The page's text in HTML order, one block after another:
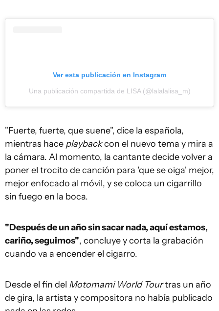
Ver esta publicación en Instagram
Una publicación compartida de LISA (@lalalalisa_m)
"Fuerte, fuerte, que suene", dice la española,
mientras hace playbackcon el nuevo tema y mira a
la cámara. Al momento, la cantante decide volver a
poner el trocito de canción para 'que se oiga' mejor,
mejor enfocado al móvil, y se coloca un cigarrillo
sin fuego en la boca.
"Después de un año sin sacar nada, aquí estamos,
cariño, seguimos", concluye y corta la grabación
cuando va a encender el cigarro.
Desde el fin del Motomami World Tourtras un año
de gira, la artista y compositora no había publicado